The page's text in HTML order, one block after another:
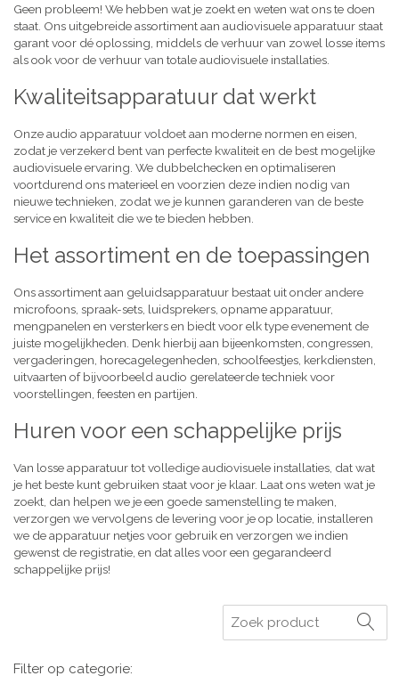
Geen probleem! We hebben wat je zoekt en weten wat ons te doen
staat. Ons uitgebreide assortiment aan audiovisuele apparatuur staat
garant voor dé oplossing, middels de verhuur van zowel losse items
als ook voor de verhuur van totale audiovisuele installaties.
Kwaliteitsapparatuur dat werkt
Onze audio apparatuur voldoet aan moderne normen en eisen,
zodat je verzekerd bent van perfecte kwaliteit en de best mogelijke
audiovisuele ervaring. We dubbelchecken en optimaliseren
voortdurend ons materieel en voorzien deze indien nodig van
nieuwe technieken, zodat we je kunnen garanderen van de beste
service en kwaliteit die we te bieden hebben.
Het assortiment en de toepassingen
Ons assortiment aan geluidsapparatuur bestaat uit onder andere
microfoons, spraak-sets, luidsprekers, opname apparatuur,
mengpanelen en versterkers en biedt voor elk type evenement de
juiste mogelijkheden. Denk hierbij aan bijeenkomsten, congressen,
vergaderingen, horecagelegenheden, schoolfeestjes, kerkdiensten,
uitvaarten of bijvoorbeeld audio gerelateerde techniek voor
voorstellingen, feesten en partijen.
Huren voor een schappelijke prijs
Van losse apparatuur tot volledige audiovisuele installaties, dat wat
je het beste kunt gebruiken staat voor je klaar. Laat ons weten wat je
zoekt, dan helpen we je een goede samenstelling te maken,
verzorgen we vervolgens de levering voor je op locatie, installeren
we de apparatuur netjes voor gebruik en verzorgen we indien
gewenst de registratie, en dat alles voor een gegarandeerd
schappelijke prijs!
Zoeken
Filter op categorie: